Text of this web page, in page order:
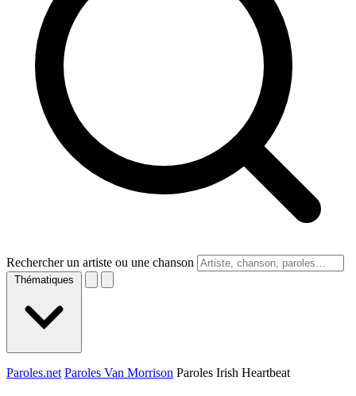
Rechercher un artiste ou une chanson
Thématiques
Paroles.net Paroles Van Morrison Paroles Irish Heartbeat